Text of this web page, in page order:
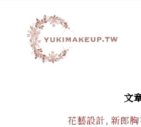
文
花藝設計, 新郎